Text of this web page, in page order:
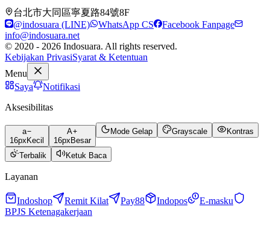
台北市大同區寧夏路84號8F
@indosuara (LINE)
WhatsApp CS
Facebook Fanpage
info@indosuara.net
© 2020 - 2026 Indosuara. All rights reserved.
Kebijakan PrivasiSyarat & Ketentuan
Menu
Saya
Notifikasi
Aksesibilitas
a
16px Kecil
A
16px Besar
Mode Gelap Grayscale Kontras
Terbalik Ketuk Baca
Layanan
Indoshop Remit Kilat Pay88 Indopos
E-masku
BPJS Ketenagakerjaan